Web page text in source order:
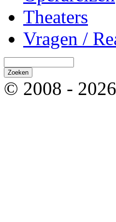
Theaters
Vragen /
© 2008 -